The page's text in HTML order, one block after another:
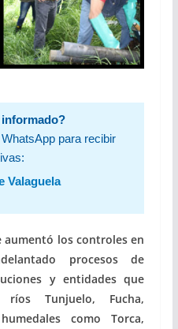
para recibir
Valaguela
aumentó los controles en
procesos de
y entidades que
Tunjuelo, Fucha,
como Torca,